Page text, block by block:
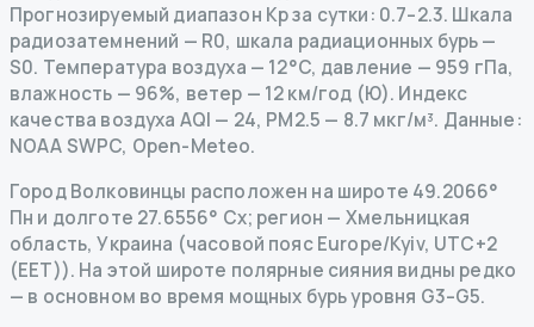
Прогнозируемый диапазон Kp за сутки: 0.7–2.3. Шкала
радиозатемнений — R0, шкала радиационных бурь—
S0. Температура воздуха — 12°C, давление — 959 гПа,
влажность — 96%, ветер — 12 км/год (Ю). Индекс
качества воздуха AQI — 24, PM2.5 — 8.7 мкг/м³. Данные:
NOAA SWPC, Open-Meteo.
Город Волковинцы расположен на широте 49.2066°
Пн и долготе 27.6556° Сх; регион — Хмельницкая
область, Украина (часовой пояс Europe/Kyiv, UTC+2
(EET)). На этой широте полярные сияния видны редко
— в основном во время мощных бурь уровня G3–G5.